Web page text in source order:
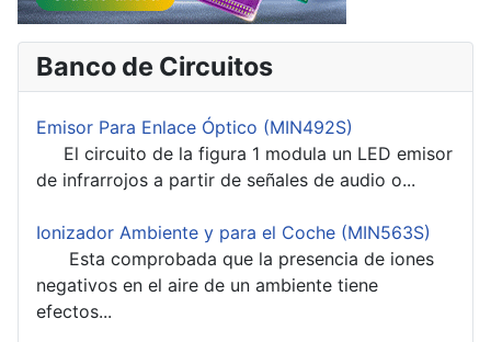
Banco de Circuitos
Emisor Para Enlace Óptico (MIN492S)
El circuito de la figura 1 modula un LED emisor
de infrarrojos a partir de señales de audio o...
Ionizador Ambiente y para el Coche (MIN563S)
Esta comprobada que la presencia de iones
negativos en el aire de un ambiente tiene
efectos...